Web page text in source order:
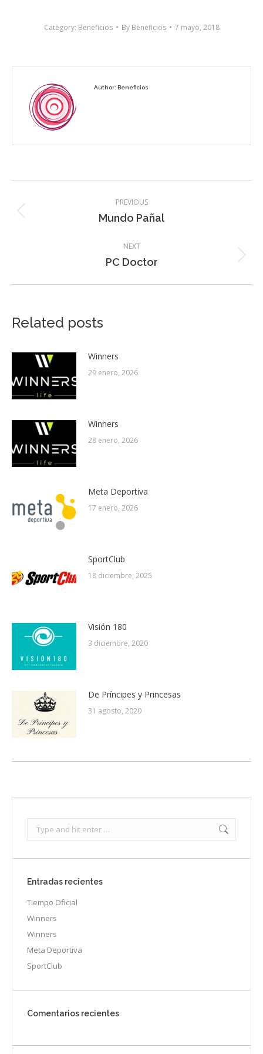
Category: Beneficios By Beneficios 7 mayo, 2018
Author: Beneficios
navigation
PREVIOUS
Previous
Mundo Pañal
NEXT
Next
PC Doctor
Related posts
Winners
29 enero, 2026
Winners
28 enero, 2026
Meta Deportiva
17 enero, 2026
SportClub
18 diciembre, 2025
Visión 180
3 diciembre, 2020
De Príncipes y Princesas
31 agosto, 2020
Entradas recientes
Tiempo Oficial
Winners
Winners
Meta Deportiva
SportClub
Comentarios recientes